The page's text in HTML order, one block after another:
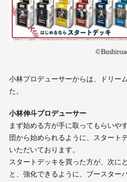
小林プロデューサーからは、ドリー
た。
小林伸斗プロデューサー
まず始める方が手に取ってもらいや
団から始められるように、スタート
いただいております。
スタートデッキを買った方が、次に
と、強化できるように、ブースター